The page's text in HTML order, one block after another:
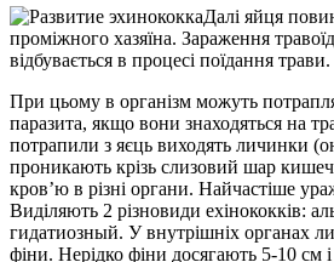
Далі яйця
проміжного хазяїна. Зараження
відбувається в процесі поїдання трави.
При цьому в організм можуть
паразита, якщо вони знаходяться на
потрапили з яєць виходять личинки
проникають крізь слизовий шар
кров’ю в різні органи. Найчастіше
Виділяють 2 різновиди ехінококків:
гидатиозный. У внутрішніх органах
фіни. Нерідко фіни досягають 5-10 см